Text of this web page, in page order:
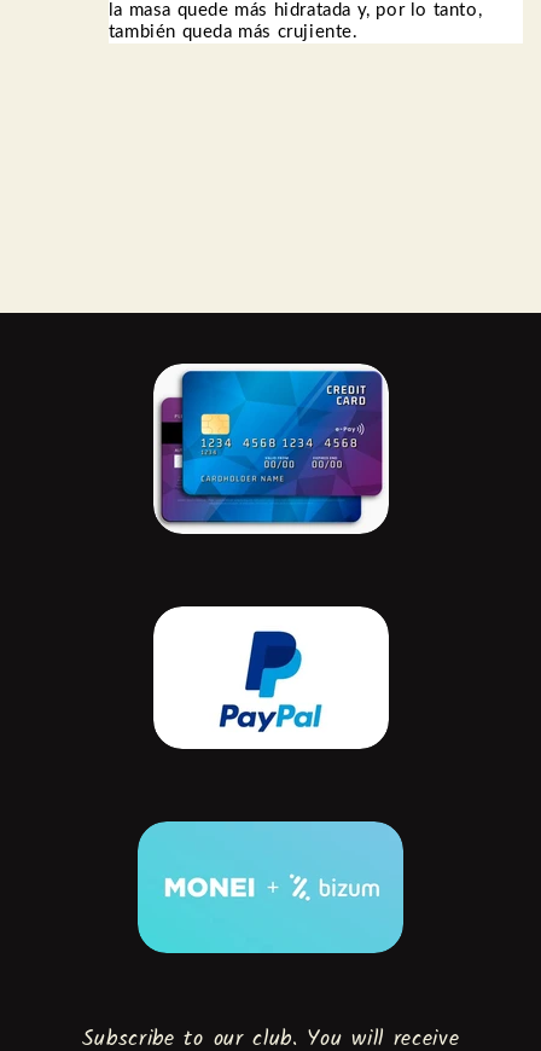
la masa quede más hidratada y, por lo tanto,
también queda más crujiente.
Subscribe to our club. You will receive